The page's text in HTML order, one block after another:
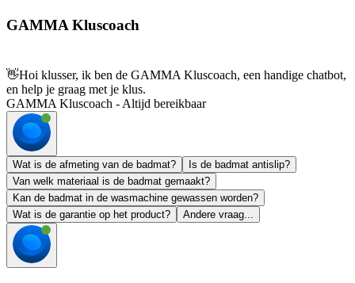
GAMMA Kluscoach
👋Hoi klusser, ik ben de GAMMA Kluscoach, een handige chatbot,
en help je graag met je klus.
GAMMA Kluscoach - Altijd bereikbaar
Wat is de afmeting van de badmat?
Is de badmat antislip?
Van welk materiaal is de badmat gemaakt?
Kan de badmat in de wasmachine gewassen worden?
Wat is de garantie op het product?
Andere vraag...